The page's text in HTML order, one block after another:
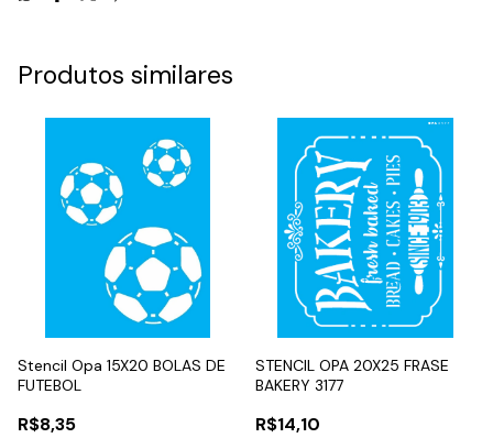
Produtos similares
Stencil Opa 15X20 BOLAS DE
FUTEBOL
R$8,35
STENCIL OPA 20X25 FRASE
BAKERY 3177
R$14,10